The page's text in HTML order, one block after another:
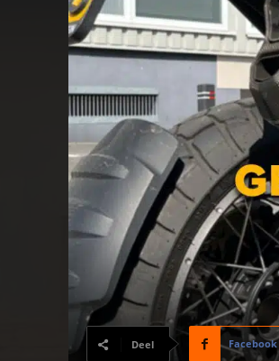
Deel Facebook